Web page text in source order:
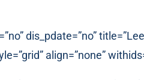
dis_pdate=”no”
align=”none”